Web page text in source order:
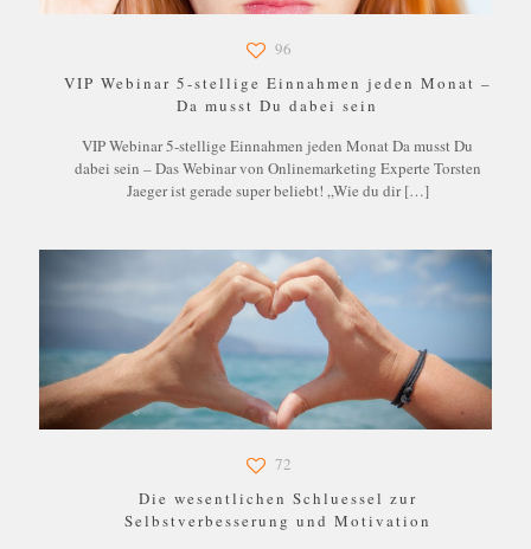
96
VIP Webinar 5-stellige Einnahmen jeden Monat –
Da musst Du dabei sein
VIP Webinar 5-stellige Einnahmen jeden Monat Da musst Du
dabei sein – Das Webinar von Onlinemarketing Experte Torsten
Jaeger ist gerade super beliebt! „Wie du dir[…]
72
Die wesentlichen Schluessel zur
Selbstverbesserung und Motivation